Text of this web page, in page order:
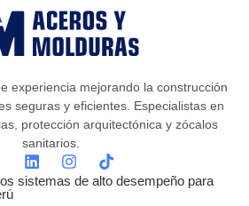
experiencia mejorando la construcción
seguras y eficientes. Especialistas en
protección arquitectónica y zócalos
sanitarios.
sistemas de alto desempeño para